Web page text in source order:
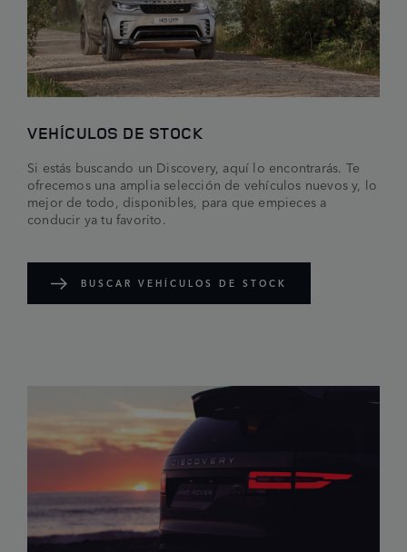
VEHÍCULOS DE STOCK
Si estás buscando un Discovery, aquí lo encontrarás. Te
ofrecemos una amplia selección de vehículos nuevos y, lo
mejor de todo, disponibles, para que empieces a
conducir ya tu favorito.
BUSCAR VEHÍCULOS DE STOCK